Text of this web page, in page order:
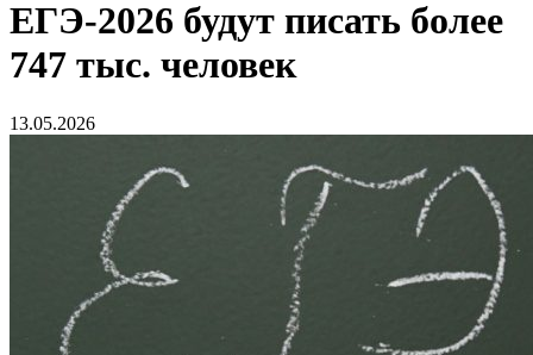
ЕГЭ-2026 будут писать более
747 тыс. человек
13.05.2026